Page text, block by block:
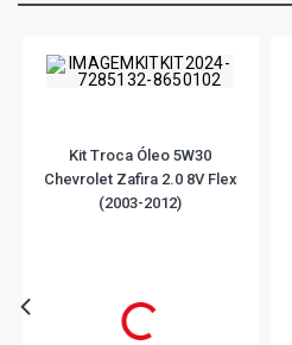
Kit Troca Óleo 5W30
Chevrolet Zafira 2.0 8V Flex
(2003-2012)
R$ 174,90